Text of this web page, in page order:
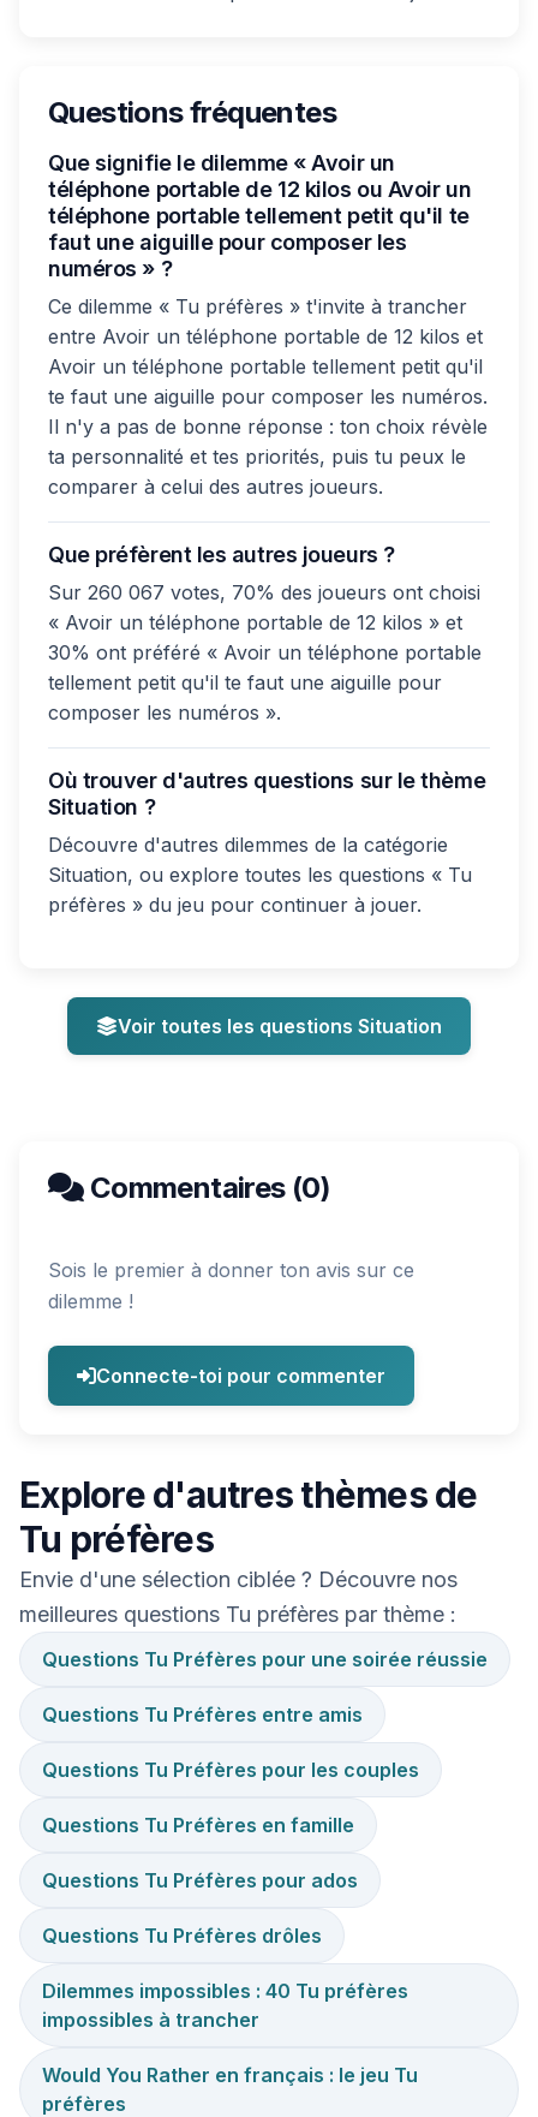
Questions fréquentes
Que signifie le dilemme « Avoir un
téléphone portable de 12 kilos ou Avoir un
téléphone portable tellement petit qu'il te
faut une aiguille pour composer les
numéros » ?
Ce dilemme « Tu préfères » t'invite à trancher
entre Avoir un téléphone portable de 12 kilos et
Avoir un téléphone portable tellement petit qu'il
te faut une aiguille pour composer les numéros.
Il n'y a pas de bonne réponse : ton choix révèle
ta personnalité et tes priorités, puis tu peux le
comparer à celui des autres joueurs.
Que préfèrent les autres joueurs ?
Sur 260 067 votes, 70% des joueurs ont choisi
« Avoir un téléphone portable de 12 kilos » et
30% ont préféré « Avoir un téléphone portable
tellement petit qu'il te faut une aiguille pour
composer les numéros ».
Où trouver d'autres questions sur le thème
Situation ?
Découvre d'autres dilemmes de la catégorie
Situation, ou explore toutes les questions « Tu
préfères » du jeu pour continuer à jouer.
Voir toutes les questions Situation
Commentaires (0)
Sois le premier à donner ton avis sur ce
dilemme !
Connecte-toi pour commenter
Explore d'autres thèmes de
Tu préfères
Envie d'une sélection ciblée ? Découvre nos
meilleures questions Tu préfères par thème :
Questions Tu Préfères pour une soirée réussie
Questions Tu Préfères entre amis
Questions Tu Préfères pour les couples
Questions Tu Préfères en famille
Questions Tu Préfères pour ados
Questions Tu Préfères drôles
Dilemmes impossibles : 40 Tu préfères
impossibles à trancher
Would You Rather en français : le jeu Tu
préfères